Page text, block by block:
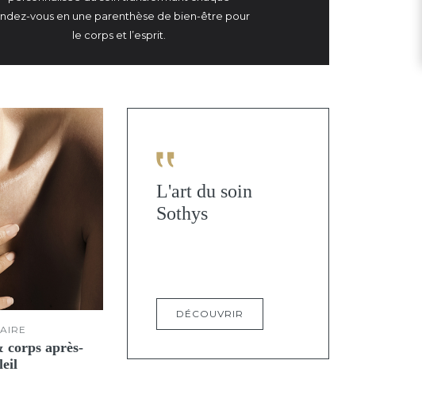
vous en une parenthèse de bien-être pour
le corps et l’esprit.
corps après-
L'art du soin
Sothys
DÉCOUVRIR